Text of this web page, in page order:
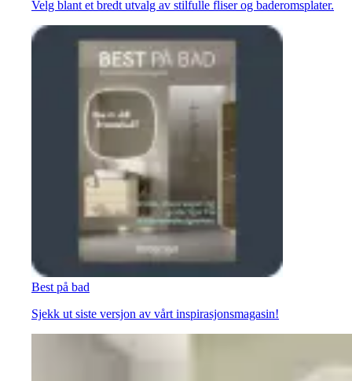
Velg blant et bredt utvalg av stilfulle fliser og baderomsplater.
Best på bad
Sjekk ut siste versjon av vårt inspirasjonsmagasin!